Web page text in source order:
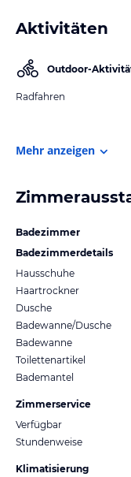
Aktivitäten
Outdoor-
Radfahren
Mehr anzeigen
Badezimmer
Badezimmerdetails
Hausschuhe
Haartrockner
Dusche
Badewanne/Dusche
Badewanne
Toilettenartikel
Bademantel
Zimmerservice
Verfügbar
Stundenweise
Klimatisierung